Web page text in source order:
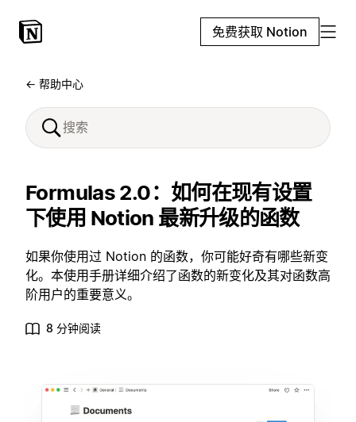
免费获取 Notion
← 帮助中心
Formulas 2.0：如何在现有设置
下使用 Notion 最新升级的函数
如果你使用过 Notion 的函数，你可能好奇有哪些新变
化。本使用手册详细介绍了函数的新变化及其对函数高
阶用户的重要意义。
8 分钟阅读